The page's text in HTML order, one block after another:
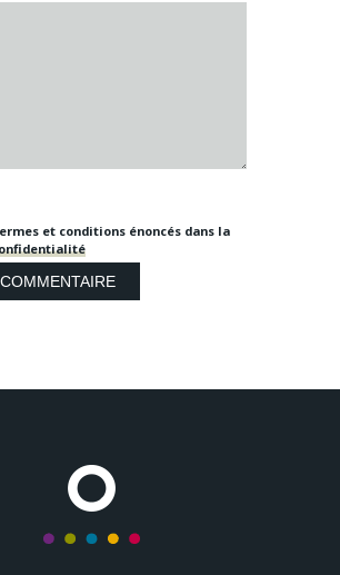
et conditions énoncés dans la